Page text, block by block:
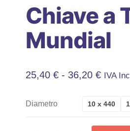
Chiave a
Mundial
25,40 € - 36,20 €Fascia
IVA
Diametro 10 x 440